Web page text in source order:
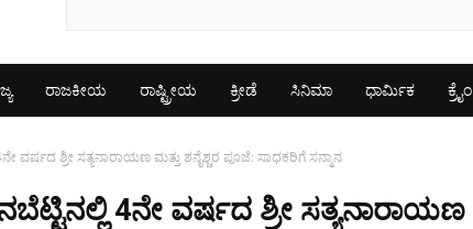
ರಾಜಕೀಯ ರಾಷ್ಟ್ರೀಯ ಕ್ರೀಡೆ ಸಿನಿಮಾ ಧಾರ್ಮಿಕ ಕ್ರೈಂ
ವರ್ಷದ ಶ್ರೀ ಸತ್ಯನಾರಾಯಣ ಮತ್ತು ಶನೈಶ್ಚರ ಪೂಜೆ: ಸಾಧಕರಿಗೆ ಸನ್ಮಾನ
4ನೇ ವರ್ಷದ ಶ್ರೀ ಸತ್ಯನಾರಾಯಣ